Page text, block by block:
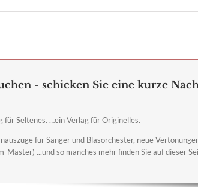
- schicken Sie eine kurze
für Seltenes. …ein Verlag für Originelles.
für Sänger und Blasorchester, neue
...und so manches mehr finden Sie auf dieser